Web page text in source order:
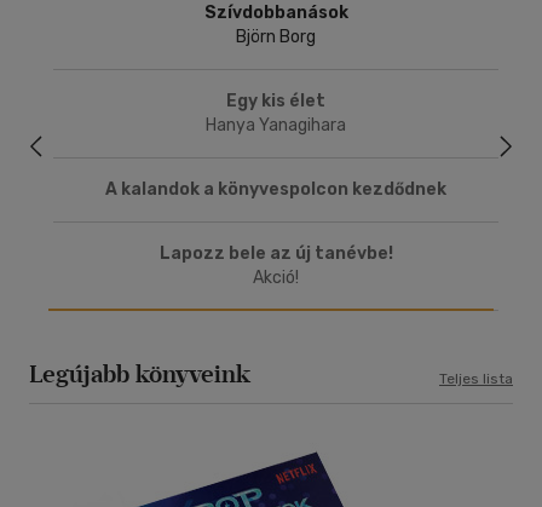
Szívdobbanások
Björn Borg
Egy kis élet
Hanya Yanagihara
A kalandok a könyvespolcon kezdődnek
Lapozz bele az új tanévbe!
Akció!
Legújabb könyveink Teljes lista